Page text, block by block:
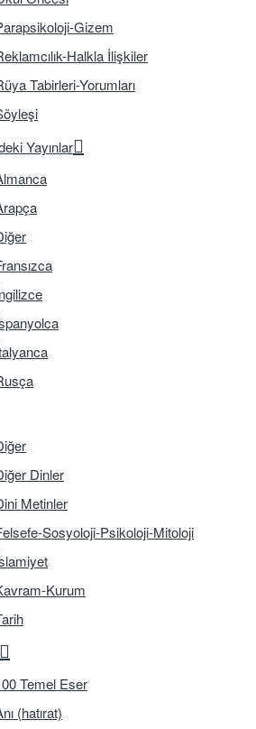
Gizem
Halkla İlişkiler
Tabirleri-Yorumları
Yayınlar
Dinler
Metinler
Sosyoloji-Psikoloji-Mitoloji
Kurum
Temel Eser
(hatırat)